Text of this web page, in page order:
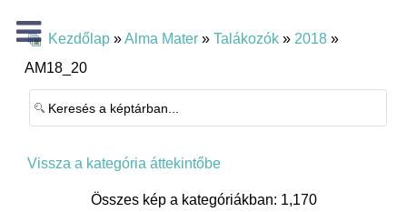
Kezdőlap »Alma Mater » Talákozók » 2018 »
AM18_20
Vissza a kategória áttekintőbe
Összes kép a kategóriákban: 1,170